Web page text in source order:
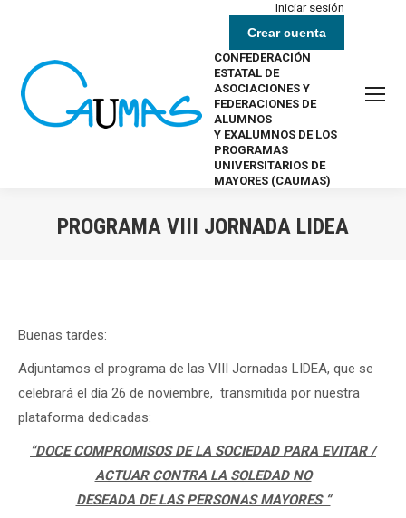
Iniciar sesión
Crear cuenta
CONFEDERACIÓN
ESTATAL DE
ASOCIACIONES Y
FEDERACIONES DE
ALUMNOS
Y EXALUMNOS DE LOS
PROGRAMAS
UNIVERSITARIOS DE
MAYORES (CAUMAS)
PROGRAMA VIII JORNADA LIDEA
Buenas tardes:
Adjuntamos el programa de las VIII Jornadas LIDEA, que se
celebrará el día 26 de noviembre, transmitida por nuestra
plataforma dedicadas:
“DOCE COMPROMISOS DE LA SOCIEDAD PARA EVITAR /
ACTUAR CONTRA LA SOLEDAD NO
DESEADA DE LAS PERSONAS MAYORES “